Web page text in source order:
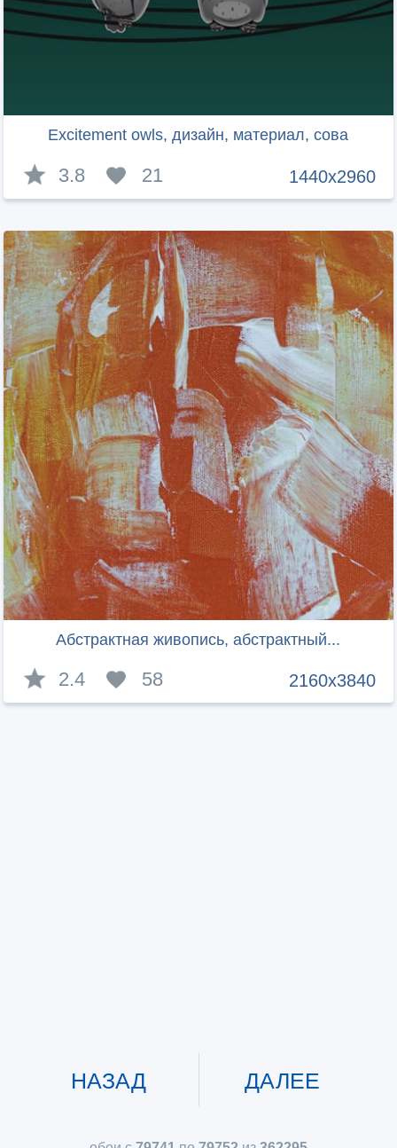
Excitement owls, дизайн, материал, сова
1440x2960
3.8 21
Абстрактная живопись, абстрактный...
2160x3840
2.4 58
НАЗАД ДАЛЕЕ